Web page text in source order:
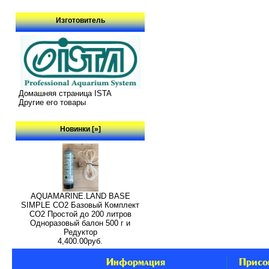
Изготовитель
Домашняя страница ISTA
Другие его товары
Новинки [»]
AQUAMARINE.LAND BASE
SIMPLE СО2 Базовый Комплект
СО2 Простой до 200 литров
Одноразовый балон 500 г и
Редуктор
4,400.00руб.
Информация